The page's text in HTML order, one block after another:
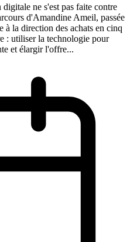
ne s'est pas faite contre
d'Amandine Ameil, passée
la direction des achats en cinq
: utiliser la technologie pour
et élargir l'offre...